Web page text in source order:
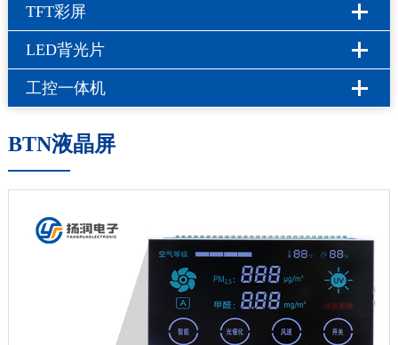
TFT彩屏
LED背光片
工控一体机
BTN液晶屏